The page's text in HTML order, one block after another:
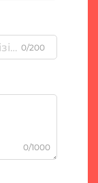
0/200
0/1000